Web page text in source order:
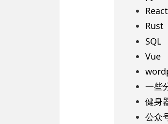
Rust
SQL
Vue
一些
健身
公众